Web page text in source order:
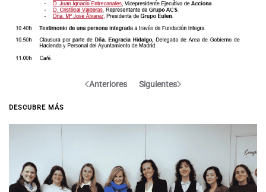
Anteriores Siguientes
DESCUBRE MÁS